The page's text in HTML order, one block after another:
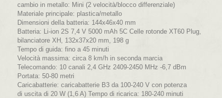
cambio in metallo: Mini (2 velocità/blocco differenziale)
Materiale principale: plastica/metallo
Dimensioni della batteria: 144x46x40 mm
Batteria: Li-ion 2S 7,4 V 5000 mAh 5C Celle rotonde XT60 Plug,
bilanciatore XH, 132x37x20 mm, 198 g
Tempo di guida: fino a 45 minuti
Velocità massima: circa 8 km/h in seconda marcia
Telecomando: 10 canali 2,4 GHz 2409-2450 MHz -6,7 dBm
Portata: 50-80 metri
Caricabatterie: caricabatterie B3 da 100-240 V con potenza
di uscita di 20 W (1,6 A) Tempo di ricarica: 180-240 minuti